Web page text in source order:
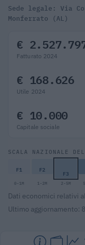
Sede legale: Via
Monferrato (AL)
€
Fatturato 2024
€ 168.626
Utile 2024
€ 10.000
Capitale sociale
SCALA NAZIONALE
F1 F2 F3
0-1M 1-2M 2-5M
Dati economici relativi
Ultimo aggiornamento: